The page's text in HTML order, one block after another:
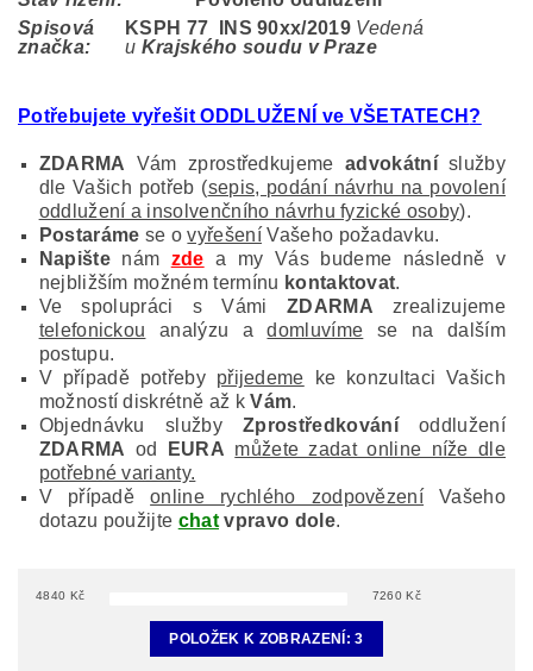
Spisová
značka:
KSPH 77 INS 90xx/2019 Vedená
u Krajského soudu v Praze
Potřebujete vyřešit ODDLUŽENÍ ve VŠETATECH?
ZDARMA Vám zprostředkujeme advokátníslužby
dle Vašich potřeb (sepis, podání návrhu na povolení
oddlužení a insolvenčního návrhu fyzické osoby).
Postaráme se ovyřešeníVašeho požadavku.
Napištenám zde a my Vás budeme následně v
nejbližším možném termínu kontaktovat.
Ve spolupráci s Vámi ZDARMA zrealizujeme
telefonickou analýzu adomluvíme se na dalším
postupu.
V případě potřeby přijedeme ke konzultaci Vašich
možností diskrétně až kVám.
Objednávku služby
Zprostředkováníoddlužení
ZDARMA od EURA můžete zadat online níže dle
potřebné varianty.
V případěonline rychlého zodpovězení Vašeho
dotazu použijte chatvpravo dole.
4840 Kč 7260 Kč
POLOŽEK K ZOBRAZENÍ:3